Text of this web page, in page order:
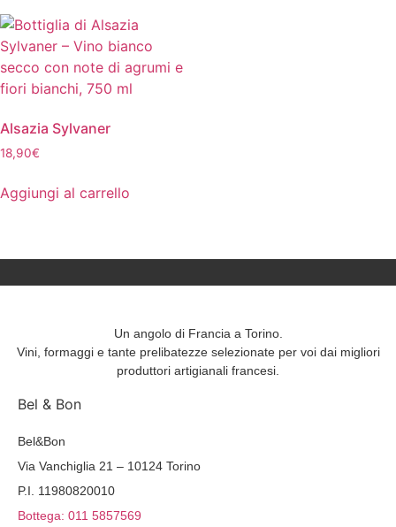
Alsazia Sylvaner
18,90€
Aggiungi al carrello
Un angolo di Francia a Torino.
Vini, formaggi e tante prelibatezze selezionate per voi dai migliori
produttori artigianali francesi.
Bel & Bon
Bel&Bon
Via Vanchiglia 21 – 10124 Torino
P.I. 11980820010
Bottega: 011 5857569